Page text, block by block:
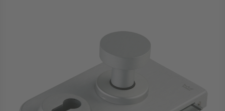
für Kategorie Zargen anzeigen